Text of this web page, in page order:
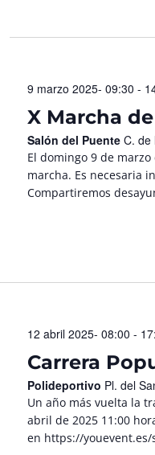
X Marcha
9 marzo 2025- 09:30 -
Salón del Puente C. de
El domingo 9 de
marcha. Es necesaria
Compartiremos
Carrera
12 abril 2025- 08:00 -
Polideportivo Pl. del
Un año más vuelta la
abril de 2025 11:00
en https://